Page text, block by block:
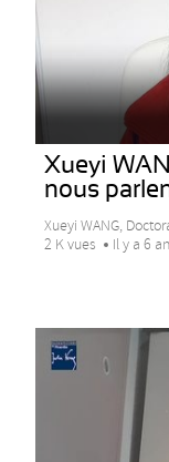
Xueyi
nous
Xueyi WANG,
2 K vues
Il y a 6